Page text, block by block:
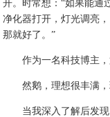
开。时常想：“如果能通
净化器打开，灯光调亮
那就好了。”
作为一名科技博主
然鹅，理想很丰满，
当我深入了解后发